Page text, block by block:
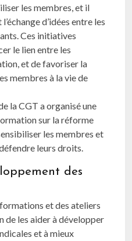
les membres, et il
d’idées entre les
Ces initiatives
le lien entre les
et de favoriser la
membres à la vie de
la CGT a organisé une
sur la réforme
les membres et
leurs droits.
des
et des ateliers
de les aider à développer
et à mieux